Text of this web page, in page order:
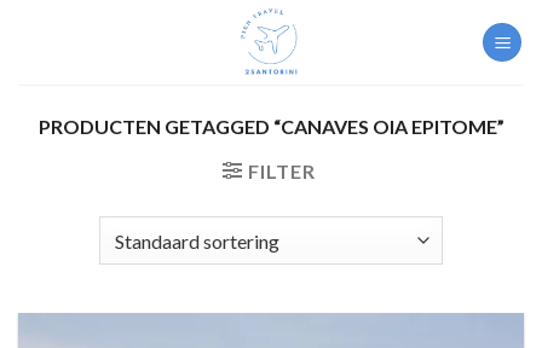
PRODUCTEN GETAGGED “CANAVES OIA EPITOME”
FILTER